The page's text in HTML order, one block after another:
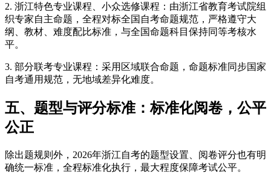
2. 浙江特色专业课程、小众选修课程：由浙江省教育考试院组
织专家自主命题，全程对标全国自考命题规范，严格遵守大
纲、教材、难度配比标准，与全国命题科目保持同等考核水
平。
3. 部分联考专业课程：采用区域联合命题，命题标准同步国家
自考通用规范，无地域差异化难度。
五、题型与评分标准：标准化阅卷，公平
公正
除出题规则外，2026年浙江自考的题型设置、阅卷评分也有明
确统一标准，全程标准化执行，最大程度保障考试公平。